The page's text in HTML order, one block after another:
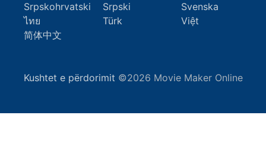
Srpskohrvatski
Srpski
Svenska
ไทย
Türk
Việt
简体中文
Kushtet e përdorimit ©2026 Movie Maker Online